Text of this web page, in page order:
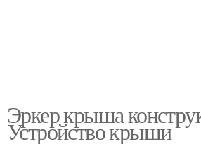
Эркер крыша
Устройство крыши